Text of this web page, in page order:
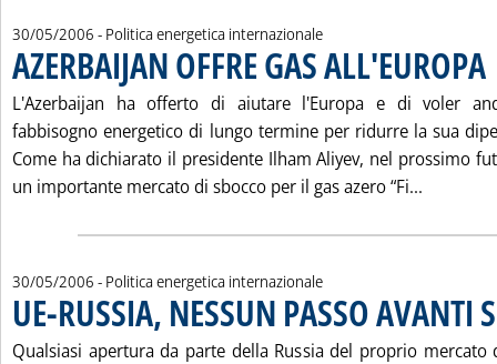
30/05/2006 - Politica energetica internazionale
AZERBAIJAN OFFRE GAS ALL'EUROPA
L'Azerbaijan ha offerto di aiutare l'Europa e di voler
fabbisogno energetico di lungo termine per ridurre la sua
Come ha dichiarato il presidente Ilham Aliyev, nel prossimo
un importante mercato di sbocco per il gas azero “Fi...
30/05/2006 - Politica energetica internazionale
UE-RUSSIA, NESSUN PASSO AVANTI
Qualsiasi apertura da parte della Russia del proprio mercato